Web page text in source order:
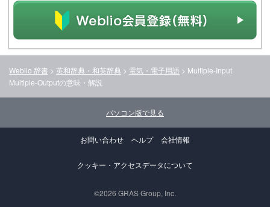
Weblio 辞書 > 英和辞典・和英辞典 > 電気・電子用語 > Multiple-Input
Multiple-Outputの意味・解説
パソコン版で見る
お問い合わせ ヘルプ 会社情報
クッキー・アクセスデータについて
©2026 GRAS Group, Inc.